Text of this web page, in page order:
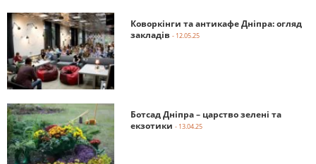
Коворкінги та антикафе Дніпра: огляд
закладів - 12.05.25
Ботсад Дніпра – царство зелені та
екзотики - 13.04.25